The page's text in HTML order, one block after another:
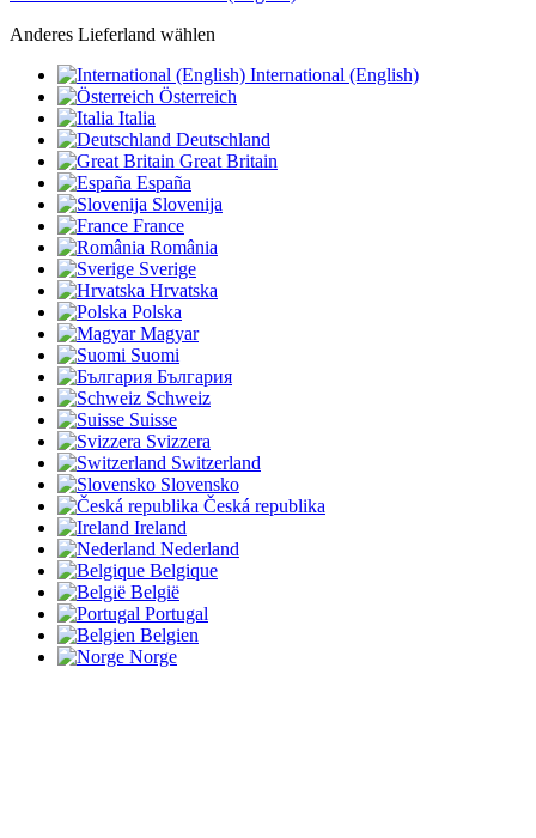
Anderes Lieferland wählen
International (English)
Österreich
Italia
Deutschland
Great Britain
España
Slovenija
France
România
Sverige
Hrvatska
Polska
Magyar
Suomi
България
Schweiz
Suisse
Svizzera
Switzerland
Slovensko
Česká republika
Ireland
Nederland
Belgique
België
Portugal
Belgien
Norge